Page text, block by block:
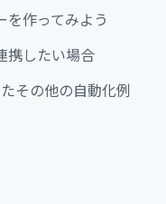
作ってみよう
携したい場合
その他の自動化例